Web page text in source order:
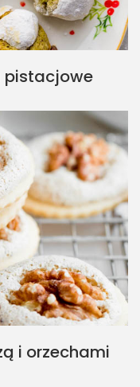
pistacjowe
i orzechami